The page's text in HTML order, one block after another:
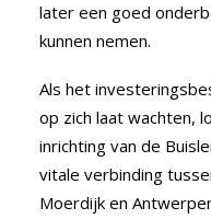
later een goed
kunnen nemen.
Als het
op zich laat wachten,
inrichting van de
vitale verbinding
Moerdijk en